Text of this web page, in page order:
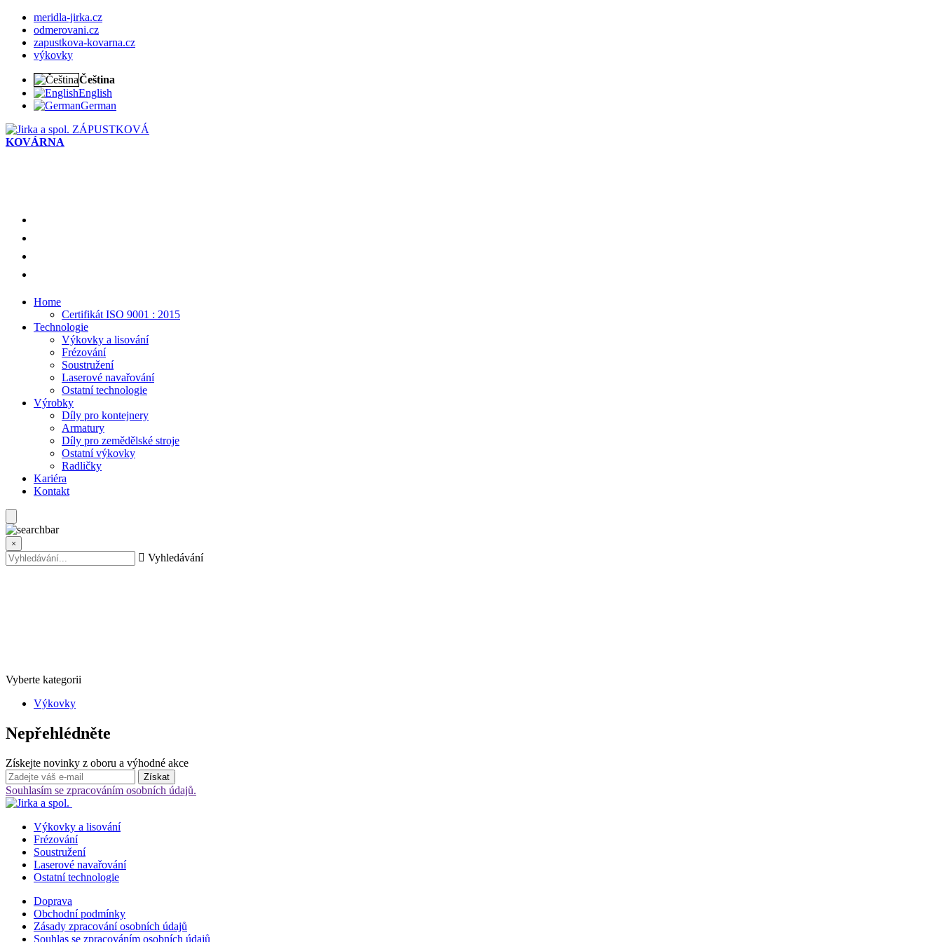
meridla-jirka.cz
odmerovani.cz
zapustkova-kovarna.cz
výkovky
Čeština
English
German
ZÁPUSTKOVÁ
KOVÁRNA
Home
Certifikát ISO 9001 : 2015
Technologie
Výkovky a lisování
Frézování
Soustružení
Laserové navařování
Ostatní technologie
Výrobky
Díly pro kontejnery
Armatury
Díly pro zemědělské stroje
Ostatní výkovky
Radličky
Kariéra
Kontakt
×
Vyhledávání
Vyberte kategorii
Výkovky
Nepřehlédněte
Získejte novinky z oboru a výhodné akce
Souhlasím se zpracováním osobních údajů.
Výkovky a lisování
Frézování
Soustružení
Laserové navařování
Ostatní technologie
Doprava
Obchodní podmínky
Zásady zpracování osobních údajů
Souhlas se zpracováním osobních údajů